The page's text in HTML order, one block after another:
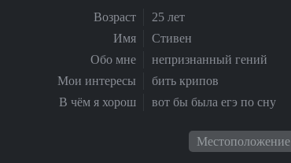
Возраст
25 лет
Имя
Стивен
Обо мне
непризнанный гений
Мои интересы
бить крипов
В чём я хорош
вот бы была егэ по сну
Местоположение